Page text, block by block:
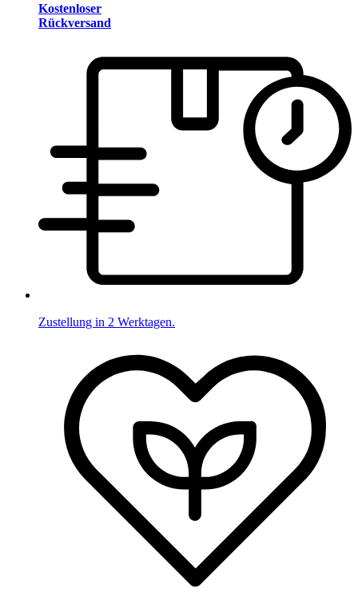
Kostenloser
Rückversand
Zustellung in 2 Werktagen.